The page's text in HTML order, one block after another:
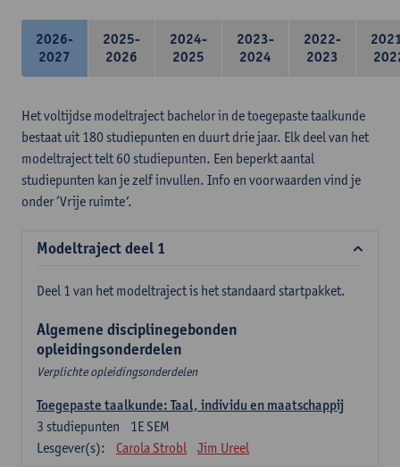
2026-
2027
2025-
2026
2024-
2025
2023-
2024
2022-
2023
Het voltijdse modeltraject bachelor in de toegepaste taalkunde
bestaat uit 180 studiepunten en duurt drie jaar. Elk deel van het
modeltraject telt 60 studiepunten. Een beperkt aantal
studiepunten kan je zelf invullen. Info en voorwaarden vind je
onder ‘Vrije ruimte’.
Modeltraject deel 1
Deel 1 van het modeltraject is het standaard startpakket.
Algemene disciplinegebonden
opleidingsonderdelen
Verplichte opleidingsonderdelen
Toegepaste taalkunde: Taal, individu en maatschappij
1E SEM
3 studiepunten
Lesgever(s):
Carola Strobl Jim Ureel